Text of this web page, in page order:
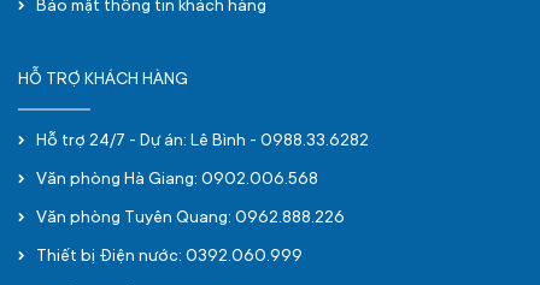
Bảo mật thông tin khách hàng
HỖ TRỢ KHÁCH HÀNG
Hỗ trợ 24/7 - Dự án: Lê Bình - 0988.33.6282
Văn phòng Hà Giang: 0902.006.568
Văn phòng Tuyên Quang: 0962.888.226
Thiết bị Điện nước: 0392.060.999